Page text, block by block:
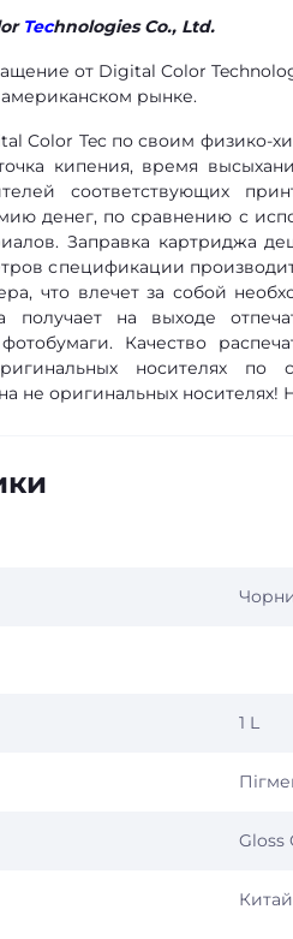
Technologies Co., Ltd.
от Digital Color
рынке.
Color Tec по своим физико-
кипения, время
соответствующих
денег, по сравнению с
Заправка картриджа
спецификации
что влечет за собой
получает на выходе
Качество
носителях по
не оригинальных носителях!
1 L
Gloss
Китай